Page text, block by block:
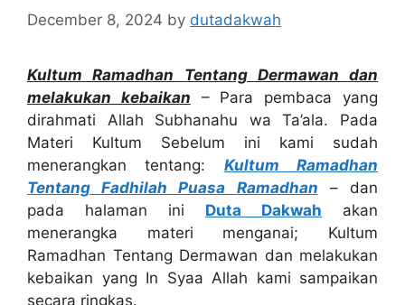
December 8, 2024 by dutadakwah
Kultum Ramadhan Tentang Dermawan dan
melakukan kebaikan – Para pembaca yang
dirahmati Allah Subhanahu wa Ta’ala. Pada
Materi Kultum Sebelum ini kami sudah
menerangkan tentang: Kultum Ramadhan
Tentang Fadhilah Puasa Ramadhan – dan
pada halaman ini Duta Dakwah akan
menerangka materi menganai; Kultum
Ramadhan Tentang Dermawan dan melakukan
kebaikan yang In Syaa Allah kami sampaikan
secara ringkas.